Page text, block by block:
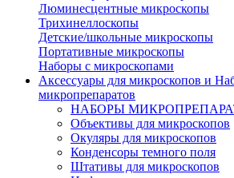
Люминесцентные микроскопы
Трихинеллоскопы
Детские/школьные микроскопы
Портативные микроскопы
Наборы с микроскопами
Аксессуары для микроскопов и
микропрепаратов
НАБОРЫ
Объективы для микроскопов
Окуляры для микроскопов
Конденсоры темного поля
Штативы для микроскопов